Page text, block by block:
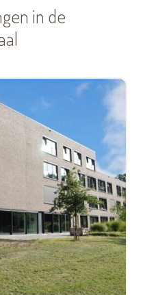
in de